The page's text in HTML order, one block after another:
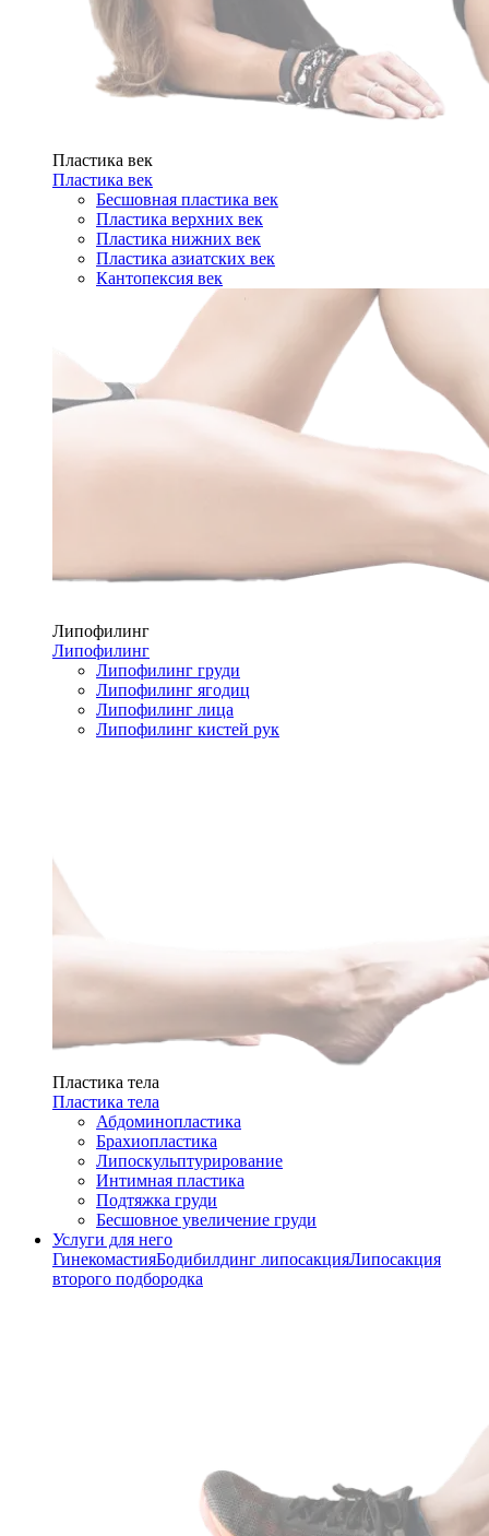
Пластика век
Пластика век
Бесшовная пластика век
Пластика верхних век
Пластика нижних век
Пластика азиатских век
Кантопексия век
Липофилинг
Липофилинг
Липофилинг груди
Липофилинг ягодиц
Липофилинг лица
Липофилинг кистей рук
Пластика тела
Пластика тела
Абдоминопластика
Брахиопластика
Липоскульптурирование
Интимная пластика
Подтяжка груди
Бесшовное увеличение груди
Услуги для него
ГинекомастияБодибилдинг липосакцияЛипосакция
второго подбородка